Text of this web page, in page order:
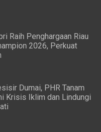
Raih Penghargaan Riau
2026, Perkuat
Dumai, PHR Tanam
Krisis Iklim dan Lindungi